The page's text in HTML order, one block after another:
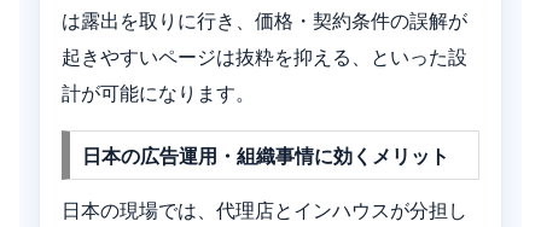
は露出を取りに行き、価格・契約条件の誤解が
起きやすいページは抜粋を抑える、といった設
計が可能になります。
日本の広告運用・組織事情に効くメリット
日本の現場では、代理店とインハウスが分担し